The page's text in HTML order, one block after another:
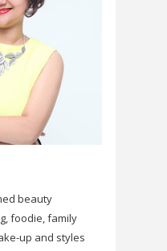
beauty
foodie, family
up and styles